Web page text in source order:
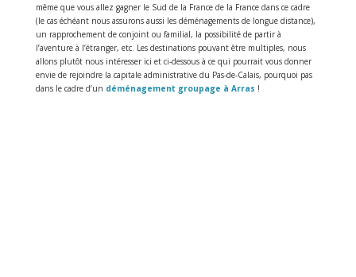
même que vous allez gagner le Sud de la France de la France dans ce cadre
(le cas échéant nous assurons aussi les déménagements de longue distance),
un rapprochement de conjoint ou familial, la possibilité de partir à
l’aventure à l’étranger, etc. Les destinations pouvant être multiples, nous
allons plutôt nous intéresser ici et ci-dessous à ce qui pourrait vous donner
envie de rejoindre la capitale administrative du Pas-de-Calais, pourquoi pas
dans le cadre d’un déménagement groupage à Arras !